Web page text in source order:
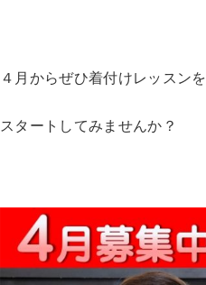
４月からぜひ着付けレッスンを
スタートしてみませんか？